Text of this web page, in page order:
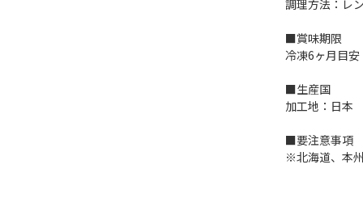
調理方法：レ
■賞味期限
冷凍6ヶ月目安
■生産国
加工地：日本
■要注意事項
※北海道、本